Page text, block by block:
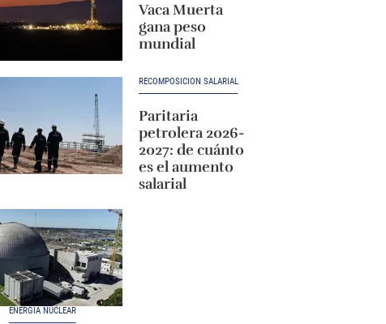
Vaca Muerta
gana peso
mundial
RECOMPOSICIÓN SALARIAL
Paritaria
petrolera 2026-
2027: de cuánto
es el aumento
salarial
ENERGÍA NUCLEAR